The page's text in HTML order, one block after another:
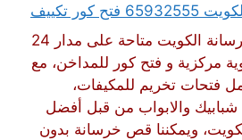
كور تكييف
خدمات شركة قص خرسانة الكويت متاحة على مدار 24
مركزية و فتح كور للمداخن، مع
فتحات تخريم للمكيفات،
شبابيك والابواب من قبل أفضل
ويمكننا قص خرسانة بدون